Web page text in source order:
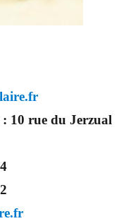
10 rue du Jerzual